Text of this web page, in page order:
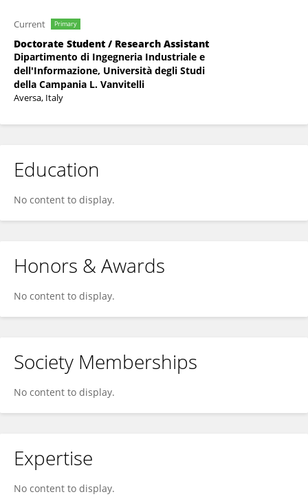
Current Primary
Doctorate Student / Research Assistant
Dipartimento di Ingegneria Industriale e
dell'Informazione, Università degli Studi
della Campania L. Vanvitelli
Aversa, Italy
Education
No content to display.
Honors & Awards
No content to display.
Society Memberships
No content to display.
Expertise
No content to display.